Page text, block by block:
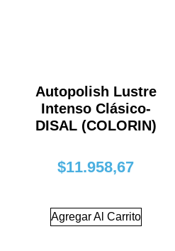
Autopolish Lustre
Intenso Clásico-
DISAL (COLORIN)
$11.958,67
Agregar Al Carrito